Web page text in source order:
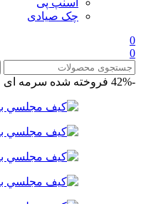
اسنپ پی
چک صیادی
0
0
-42% فروخته شده سرمه ای